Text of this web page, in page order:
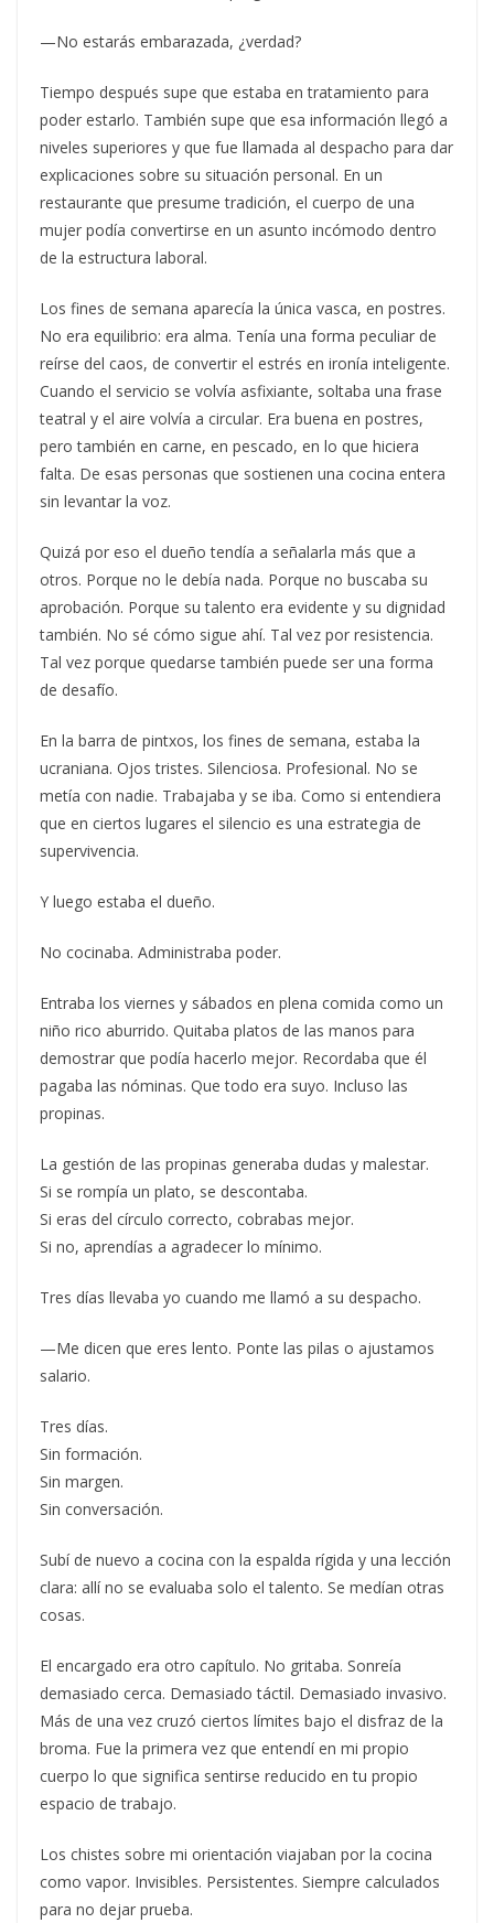
—No estarás embarazada, ¿verdad?
Tiempo después supe que estaba en tratamiento para
poder estarlo. También supe que esa información llegó a
niveles superiores y que fue llamada al despacho para dar
explicaciones sobre su situación personal. En un
restaurante que presume tradición, el cuerpo de una
mujer podía convertirse en un asunto incómodo dentro
de la estructura laboral.
Los fines de semana aparecía la única vasca, en postres.
No era equilibrio: era alma. Tenía una forma peculiar de
reírse del caos, de convertir el estrés en ironía inteligente.
Cuando el servicio se volvía asfixiante, soltaba una frase
teatral y el aire volvía a circular. Era buena en postres,
pero también en carne, en pescado, en lo que hiciera
falta. De esas personas que sostienen una cocina entera
sin levantar la voz.
Quizá por eso el dueño tendía a señalarla más que a
otros. Porque no le debía nada. Porque no buscaba su
aprobación. Porque su talento era evidente y su dignidad
también. No sé cómo sigue ahí. Tal vez por resistencia.
Tal vez porque quedarse también puede ser una forma
de desafío.
En la barra de pintxos, los fines de semana, estaba la
ucraniana. Ojos tristes. Silenciosa. Profesional. No se
metía con nadie. Trabajaba y se iba. Como si entendiera
que en ciertos lugares el silencio es una estrategia de
supervivencia.
Y luego estaba el dueño.
No cocinaba. Administraba poder.
Entraba los viernes y sábados en plena comida como un
niño rico aburrido. Quitaba platos de las manos para
demostrar que podía hacerlo mejor. Recordaba que él
pagaba las nóminas. Que todo era suyo. Incluso las
propinas.
La gestión de las propinas generaba dudas y malestar.
Si se rompía un plato, se descontaba.
Si eras del círculo correcto, cobrabas mejor.
Si no, aprendías a agradecer lo mínimo.
Tres días llevaba yo cuando me llamó a su despacho.
—Me dicen que eres lento. Ponte las pilas o ajustamos
salario.
Tres días.
Sin formación.
Sin margen.
Sin conversación.
Subí de nuevo a cocina con la espalda rígida y una lección
clara: allí no se evaluaba solo el talento. Se medían otras
cosas.
El encargado era otro capítulo. No gritaba. Sonreía
demasiado cerca. Demasiado táctil. Demasiado invasivo.
Más de una vez cruzó ciertos límites bajo el disfraz de la
broma. Fue la primera vez que entendí en mi propio
cuerpo lo que significa sentirse reducido en tu propio
espacio de trabajo.
Los chistes sobre mi orientación viajaban por la cocina
como vapor. Invisibles. Persistentes. Siempre calculados
para no dejar prueba.